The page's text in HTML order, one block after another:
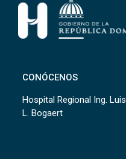
CONÓCENOS
Hospital Regional Ing. Luis
L. Bogaert